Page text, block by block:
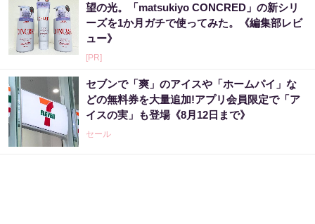
望の光。「matsukiyo CONCRED」の新シリ
ーズを1か月ガチで使ってみた。《編集部レビ
ュー》
[PR]
セブンで「爽」のアイスや「ホームパイ」な
どの無料券を大量追加!アプリ会員限定で「ア
イスの実」も登場《8月12日まで》
セール